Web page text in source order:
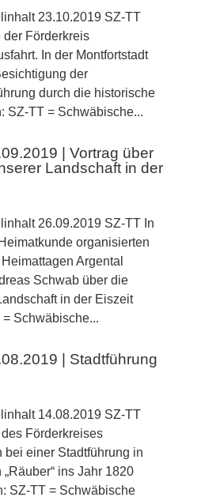
23.10.2019 SZ-TT
der Förderkreis
In der Montfortstadt
der
durch die historische
SZ-TT = Schwäbische...
| Vortrag über
Landschaft in der
26.09.2019 SZ-TT In
organisierten
Argental
Schwab über die
in der Eiszeit
Schwäbische...
| Stadtführung
14.08.2019 SZ-TT
Förderkreises
bei einer Stadtführung in
ins Jahr 1820
SZ-TT = Schwäbische